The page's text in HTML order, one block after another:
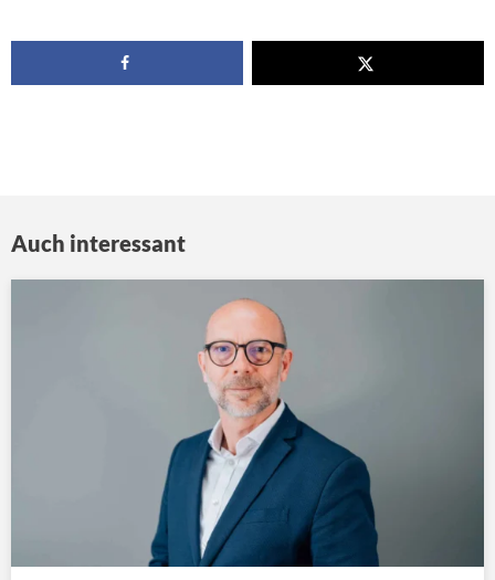
Auch interessant